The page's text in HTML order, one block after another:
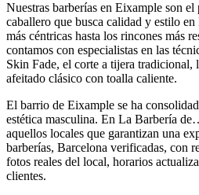
Nuestras barberías en Eixample son
caballero que busca calidad y estilo
más céntricas hasta los rincones más
contamos con especialistas en las
Skin Fade, el corte a tijera tradicional,
afeitado clásico con toalla caliente.
El barrio de Eixample se ha
estética masculina. En La Barbería
aquellos locales que garantizan una
barberías, Barcelona verificadas, con
fotos reales del local, horarios
clientes.